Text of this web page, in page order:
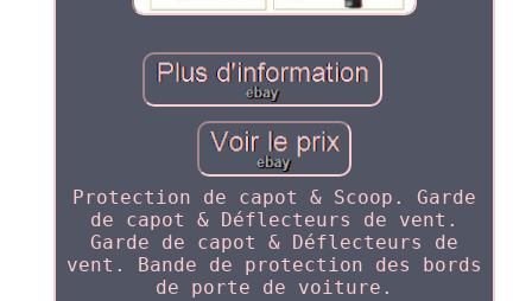
Protection de capot & Scoop. Garde
de capot & Déflecteurs de vent.
Garde de capot & Déflecteurs de
vent. Bande de protection des bords
de porte de voiture.